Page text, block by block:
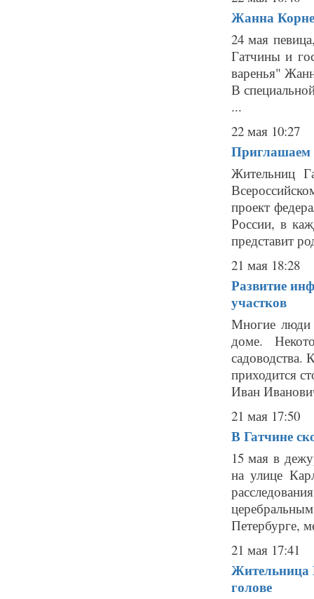
Жанна
24 мая
Гатчины и
варенья"
В
...
22 мая 10:27
Приглашаем
Жительниц
проект
России, в
представит
21 мая 18:28
Развитие
участков
Многие люди
доме.
приходится
Иван
21 мая 17:50
В Гатчине
15 мая в
на улице
Петербурге,
21 мая 17:41
Жительница
голове